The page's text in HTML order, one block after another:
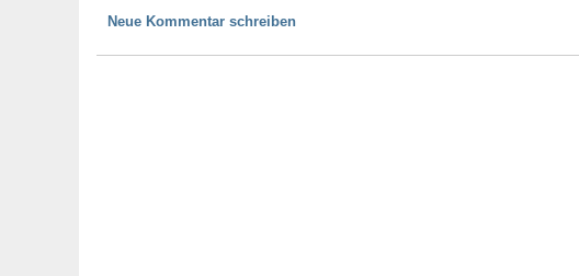
Neue Kommentar schreiben